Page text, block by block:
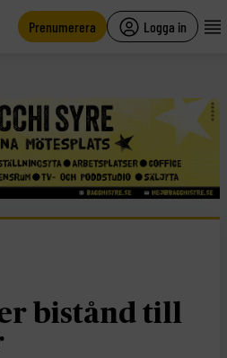
Prenumerera Logga in
bistånd till